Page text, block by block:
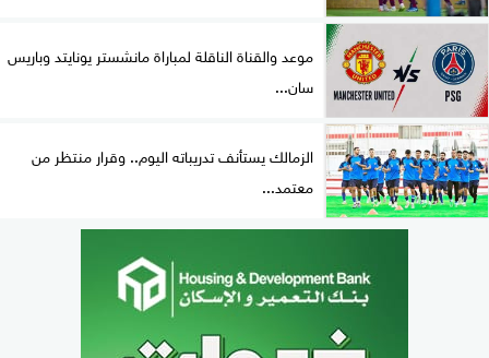
موعد والقناة الناقلة لمباراة مانشستر يونايتد وباريس
سان...
الزمالك يستأنف تدريباته اليوم.. وقرار منتظر من
معتمد...